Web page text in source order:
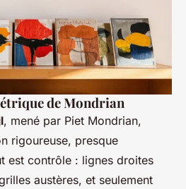
de Mondrian
, mené par Piet Mondrian,
rigoureuse, presque
est contrôle : lignes droites
austères, et seulement